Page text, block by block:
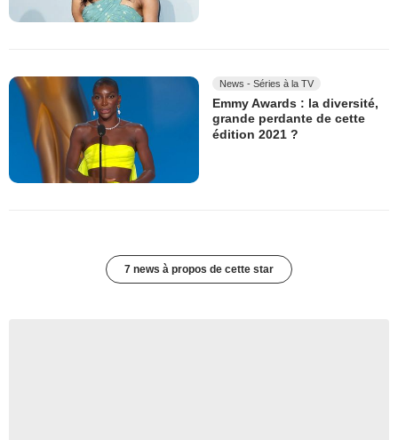
News - Séries à la TV
Emmy Awards : la diversité,
grande perdante de cette
édition 2021 ?
7 news à propos de cette star